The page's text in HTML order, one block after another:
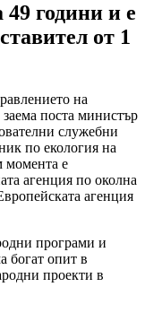
години и е
от 1
на
поста министър
служебни
по екология на
момента е
агенция по околна
агенция
програми и
богат опит в
проекти в